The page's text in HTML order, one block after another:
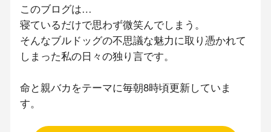
このブログは…
寝ているだけで思わず微笑んでしまう。
そんなブルドッグの不思議な魅力に取り憑かれて
しまった私の日々の独り言です。
命と親バカをテーマに毎朝8時頃更新していま
す。